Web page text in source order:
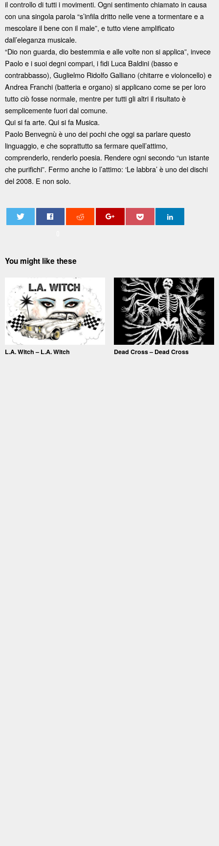
il controllo di tutti i movimenti. Ogni sentimento chiamato in causa
con una singola parola “s’infila dritto nelle vene a tormentare e a
mescolare il bene con il male”, e tutto viene amplificato
dall’eleganza musicale.
“Dio non guarda, dio bestemmia e alle volte non si applica”, invece
Paolo e i suoi degni compari, i fidi Luca Baldini (basso e
contrabbasso), Guglielmo Ridolfo Galliano (chitarre e violoncello) e
Andrea Franchi (batteria e organo) si applicano come se per loro
tutto ciò fosse normale, mentre per tutti gli altri il risultato è
semplicemente fuori dal comune.
Qui si fa arte. Qui si fa Musica.
Paolo Benvegnù è uno dei pochi che oggi sa parlare questo
linguaggio, e che soprattutto sa fermare quell’attimo,
comprenderlo, renderlo poesia. Rendere ogni secondo “un istante
che purifichi”. Fermo anche io l’attimo: ‘Le labbra’ è uno dei dischi
del 2008. E non solo.
You might like these
L.A. Witch – L.A. Witch Dead Cross – Dead Cross